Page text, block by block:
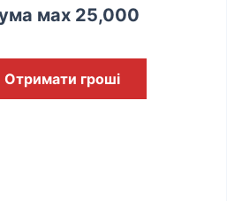
мах 25,000
Отримати гроші